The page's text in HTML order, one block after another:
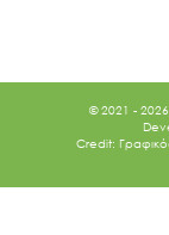
© 2021 -
Credit: